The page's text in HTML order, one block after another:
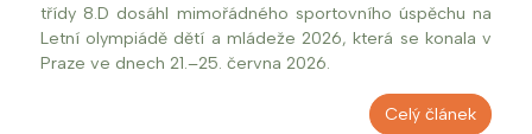
třídy 8.D dosáhl mimořádného sportovního úspěchu na
Letní olympiádě dětí a mládeže 2026, která se konala v
Praze ve dnech 21.–25. června 2026.
Celý článek